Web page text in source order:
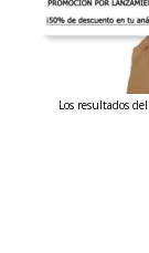
Los resultados